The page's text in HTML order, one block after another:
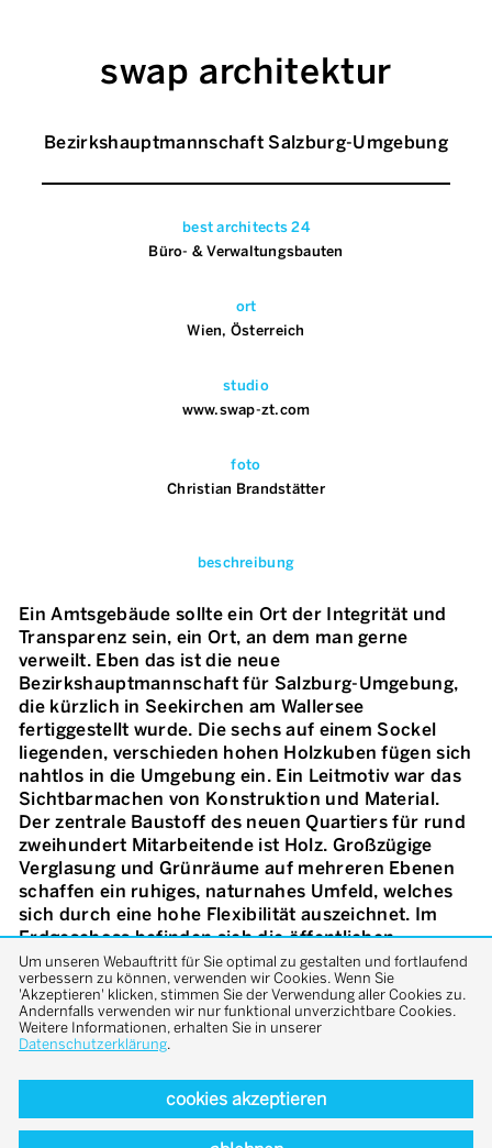
swap architektur
Bezirkshauptmannschaft Salzburg-Umgebung
best architects 24
Büro- & Verwaltungsbauten
ort
Wien, Österreich
studio
www.swap-zt.com
foto
Christian Brandstätter
beschreibung
Ein Amtsgebäude sollte ein Ort der Integrität und
Transparenz sein, ein Ort, an dem man gerne
verweilt. Eben das ist die neue
Bezirkshauptmannschaft für Salzburg-Umgebung,
die kürzlich in Seekirchen am Wallersee
fertiggestellt wurde. Die sechs auf einem Sockel
liegenden, verschieden hohen Holzkuben fügen sich
nahtlos in die Umgebung ein. Ein Leitmotiv war das
Sichtbarmachen von Konstruktion und Material.
Der zentrale Baustoff des neuen Quartiers für rund
zweihundert Mitarbeitende ist Holz. Großzügige
Verglasung und Grünräume auf mehreren Ebenen
schaffen ein ruhiges, naturnahes Umfeld, welches
sich durch eine hohe Flexibilität auszeichnet. Im
Erdgeschoss befinden sich die öffentlichen
Serviceeinrichtungen, in den drei Obergeschossen
sind die Büros für die Mitarbeitenden angesiedelt.
Die klare Grundrissstruktur bringt eine leichte
Orientierung und kurze Wege mit sich. Wie bei der
Wahl des Materials stand auch hinsichtlich der
Energieversorgung Klimagerechtigkeit im Fokus: Die
Wärmeversorgung erfolgt über das Nahwärmenetz
von Seekirchen, die Zuluft wird über einen
Um unseren Webauftritt für Sie optimal zu gestalten und fortlaufend
verbessern zu können, verwenden wir Cookies. Wenn Sie
'Akzeptieren' klicken, stimmen Sie der Verwendung aller Cookies zu.
Andernfalls verwenden wir nur funktional unverzichtbare Cookies.
Weitere Informationen, erhalten Sie in unserer
Datenschutzerklärung.
cookies akzeptieren